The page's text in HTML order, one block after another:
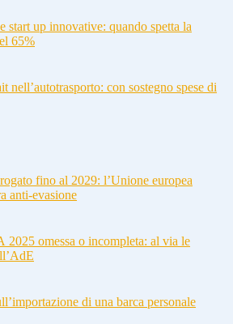
start up innovative: quando spetta la
65%
nell’autotrasporto: con sostegno spese di
fino al 2029: l’Unione europea
anti-evasione
2025 omessa o incompleta: al via le
di una barca personale